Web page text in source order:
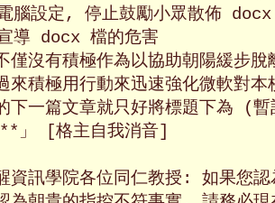
腦設定, 停止鼓勵小眾散佈
導 docx 檔的危害
僅沒有積極作為以協助朝陽緩步
來積極用行動來迅速強化微軟
下一篇文章就只好將標題下為 (
」 [格主自我消音]
資訊學院各位同仁教授: 如果您